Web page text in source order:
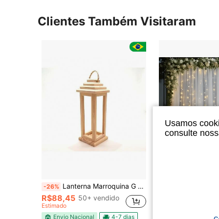
Clientes Também Visitaram
-26% Lanterna Marroquina G em Madeira Pinus Cru – Decoração Boho Chic para Ambientes
R$88,45 50+ vendido
Estimado
Envio Nacional
4-7 dias
Usamos
consulte